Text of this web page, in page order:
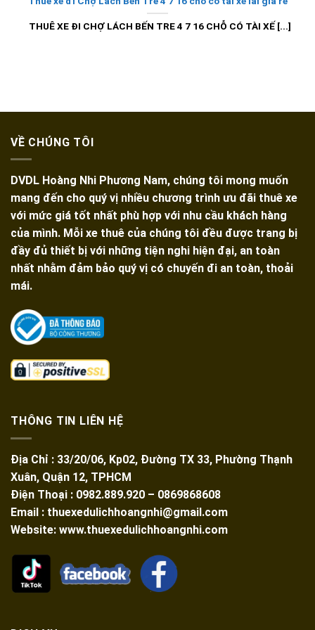
THUÊ XE ĐI CHỢ LÁCH BẾN TRE 4 7 16 CHỖ CÓ TÀI XẾ [...]
VỀ CHÚNG TÔI
DVDL Hoàng Nhi Phương Nam, chúng tôi mong muốn
mang đến cho quý vị nhiều chương trình ưu đãi thuê xe
với mức giá tốt nhất phù hợp với nhu cầu khách hàng
của mình. Mỗi xe thuê của chúng tôi đều được trang bị
đầy đủ thiết bị với những tiện nghi hiện đại, an toàn
nhất nhằm đảm bảo quý vị có chuyến đi an toàn, thoải
mái.
THÔNG TIN LIÊN HỆ
Địa Chỉ : 33/20/06, Kp02, Đường TX 33, Phường Thạnh
Xuân, Quận 12, TPHCM
Điện Thoại : 0982.889.920 – 0869868608
Email : thuexedulichhoangnhi@gmail.com
Website: www.thuexedulichhoangnhi.com